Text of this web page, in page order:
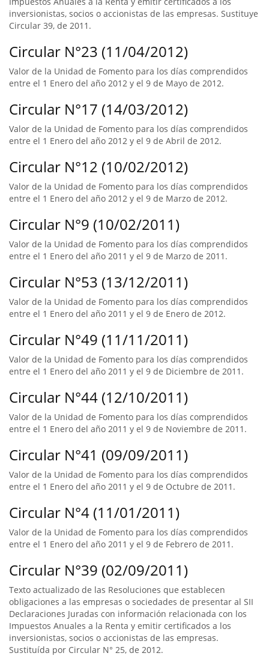
inversionistas, socios o accionistas de las empresas. Sustituye
Circular 39, de 2011.
Circular N°23 (11/04/2012)
Valor de la Unidad de Fomento para los días comprendidos
entre el 1 Enero del año 2012 y el 9 de Mayo de 2012.
Circular N°17 (14/03/2012)
Valor de la Unidad de Fomento para los días comprendidos
entre el 1 Enero del año 2012 y el 9 de Abril de 2012.
Circular N°12 (10/02/2012)
Valor de la Unidad de Fomento para los días comprendidos
entre el 1 Enero del año 2012 y el 9 de Marzo de 2012.
Circular N°9 (10/02/2011)
Valor de la Unidad de Fomento para los días comprendidos
entre el 1 Enero del año 2011 y el 9 de Marzo de 2011.
Circular N°53 (13/12/2011)
Valor de la Unidad de Fomento para los días comprendidos
entre el 1 Enero del año 2011 y el 9 de Enero de 2012.
Circular N°49 (11/11/2011)
Valor de la Unidad de Fomento para los días comprendidos
entre el 1 Enero del año 2011 y el 9 de Diciembre de 2011.
Circular N°44 (12/10/2011)
Valor de la Unidad de Fomento para los días comprendidos
entre el 1 Enero del año 2011 y el 9 de Noviembre de 2011.
Circular N°41 (09/09/2011)
Valor de la Unidad de Fomento para los días comprendidos
entre el 1 Enero del año 2011 y el 9 de Octubre de 2011.
Circular N°4 (11/01/2011)
Valor de la Unidad de Fomento para los días comprendidos
entre el 1 Enero del año 2011 y el 9 de Febrero de 2011.
Circular N°39 (02/09/2011)
Texto actualizado de las Resoluciones que establecen
obligaciones a las empresas o sociedades de presentar al SII
Declaraciones Juradas con información relacionada con los
Impuestos Anuales a la Renta y emitir certificados a los
inversionistas, socios o accionistas de las empresas.
Sustituída por Circular N° 25, de 2012.